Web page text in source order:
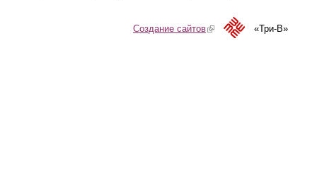
Создание сайтов(link is external)«Три-В»